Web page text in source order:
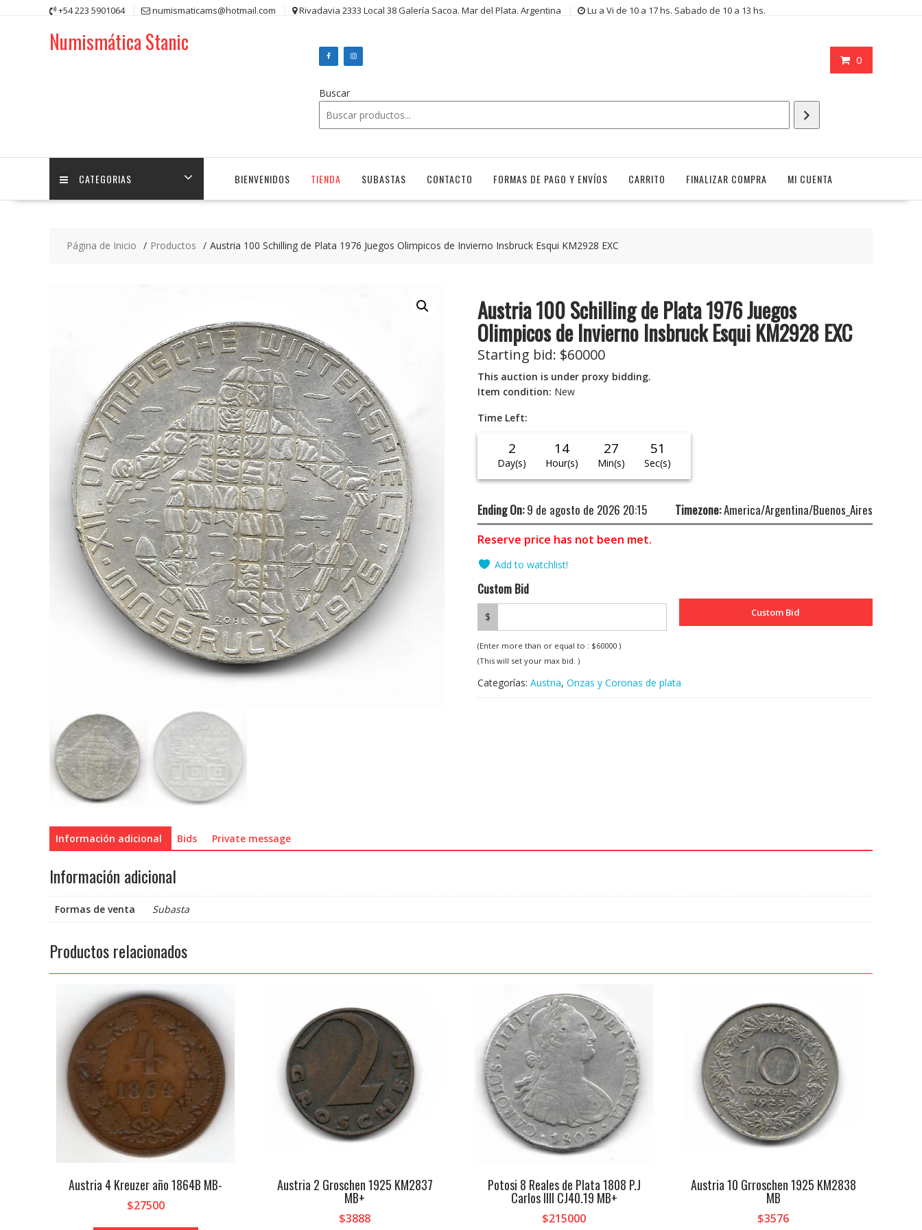
+54 223 5901064 numismaticams@hotmail.com Rivadavia 2333 Local 38 Galería Sacoa. Mar del Plata. Argentina Lu a Vi de 10 a 17 hs. Sabado de 10 a 13 hs.
Numismática Stanic
0
Buscar
CATEGORIAS BIENVENIDOS TIENDA SUBASTAS CONTACTO FORMAS DE PAGO Y ENVÍOS CARRITO FINALIZAR COMPRA MI CUENTA
Página de Inicio Productos Austria 100 Schilling de Plata 1976 Juegos Olimpicos de Invierno Insbruck Esqui KM2928 EXC
Austria 100 Schilling de Plata 1976 Juegos
Olimpicos de Invierno Insbruck Esqui KM2928 EXC
Starting bid: $60000
This auction is under proxy bidding.
Item condition: New
Time Left:
2
Day(s)
14
Hour(s)
27
Min(s)
50
Sec(s)
Ending On:9 de agosto de 2026 20:15 Timezone:America/Argentina/Buenos_Aires
Reserve price has not been met.
Add to watchlist!
Custom Bid
$ Custom Bid
(Enter more than or equal to : $60000 )
(This will set your max bid. )
Categorías: Austria, Onzas y Coronas de plata
Información adicional Bids Private message
Información adicional
Formas de venta Subasta
Productos relacionados
Austria 4 Kreuzer año 1864B MB-
$27500
Austria 2 Groschen 1925 KM2837
MB+
$3888
Potosi 8 Reales de Plata 1808 P.J
Carlos IIII CJ40.19 MB+
$215000
Austria 10 Grroschen 1925 KM2838
MB
$3576